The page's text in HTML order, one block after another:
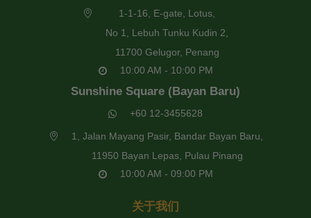
1-1-16, E-gate, Lotus,
No 1, Lebuh Tunku Kudin 2,
11700 Gelugor, Penang
10:00 AM - 10:00 PM
Sunshine Square (Bayan Baru)
+60 12-3455628
1, Jalan Mayang Pasir, Bandar Bayan Baru,
11950 Bayan Lepas, Pulau Pinang
10:00 AM - 09:00 PM
关于我们